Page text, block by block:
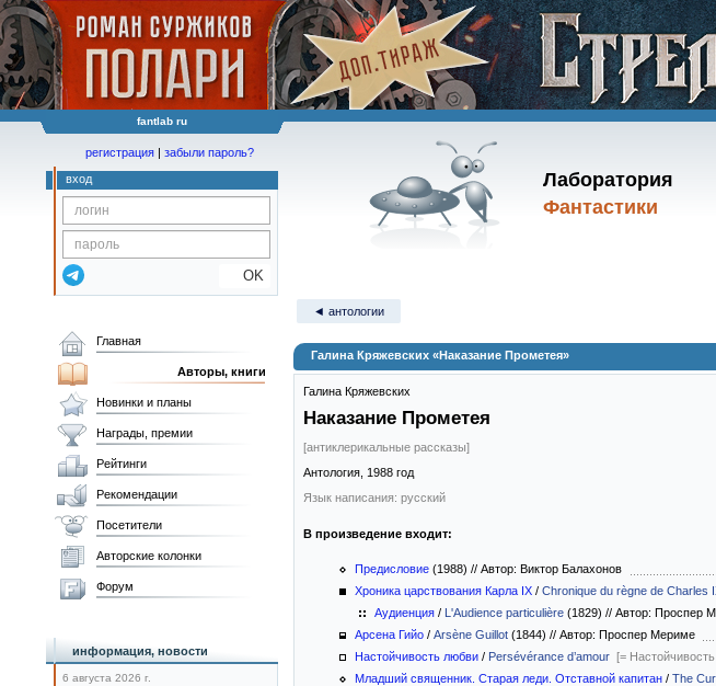
fantlab ru
Лаборатория
Фантастики
регистрация | забыли пароль?
вход
OK
◄ антологии
Галина Кряжевских «Наказание Прометея»
Галина Кряжевских
Наказание Прометея
[антиклерикальные рассказы]
Антология, 1988 год
Язык написания: русский
В произведение входит:
Предисловие (1988) // Автор: Виктор Балахонов
Хроника царствования Карла IX / Chronique du règne de Charles
Аудиенция / L'Audience particulière (1829) // Автор: Проспер
Арсена Гийо / Arsène Guillot (1844) // Автор: Проспер Мериме
Настойчивость любви / Persévérance d’amour [=
Младший священник. Старая леди. Отставной капитан / The
Главная
Авторы, книги
Новинки и планы
Награды, премии
Рейтинги
Рекомендации
Посетители
Авторские колонки
Форум
информация, новости
6 августа 2026 г.